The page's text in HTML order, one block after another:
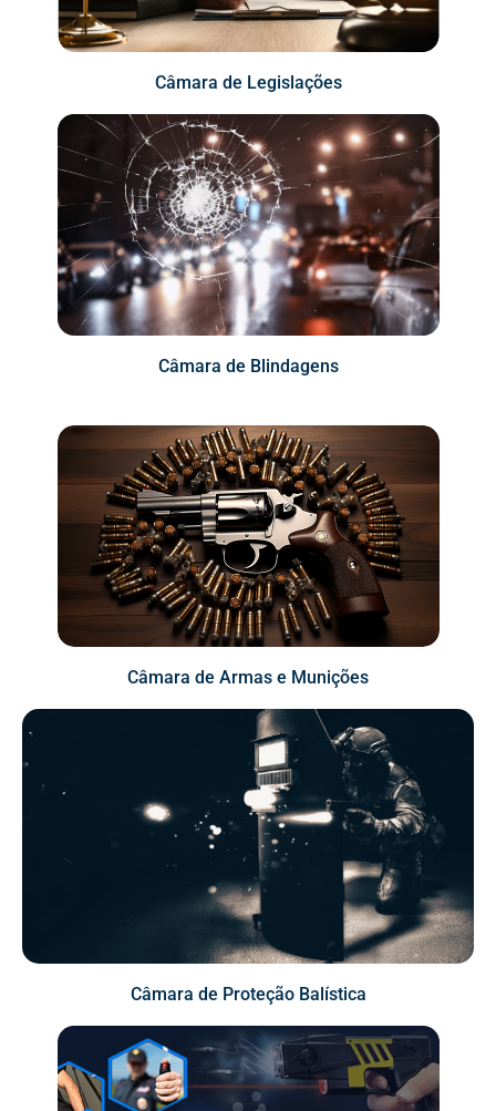
Câmara de Legislações
Câmara de Blindagens
Câmara de Armas e Munições
Câmara de Proteção Balística